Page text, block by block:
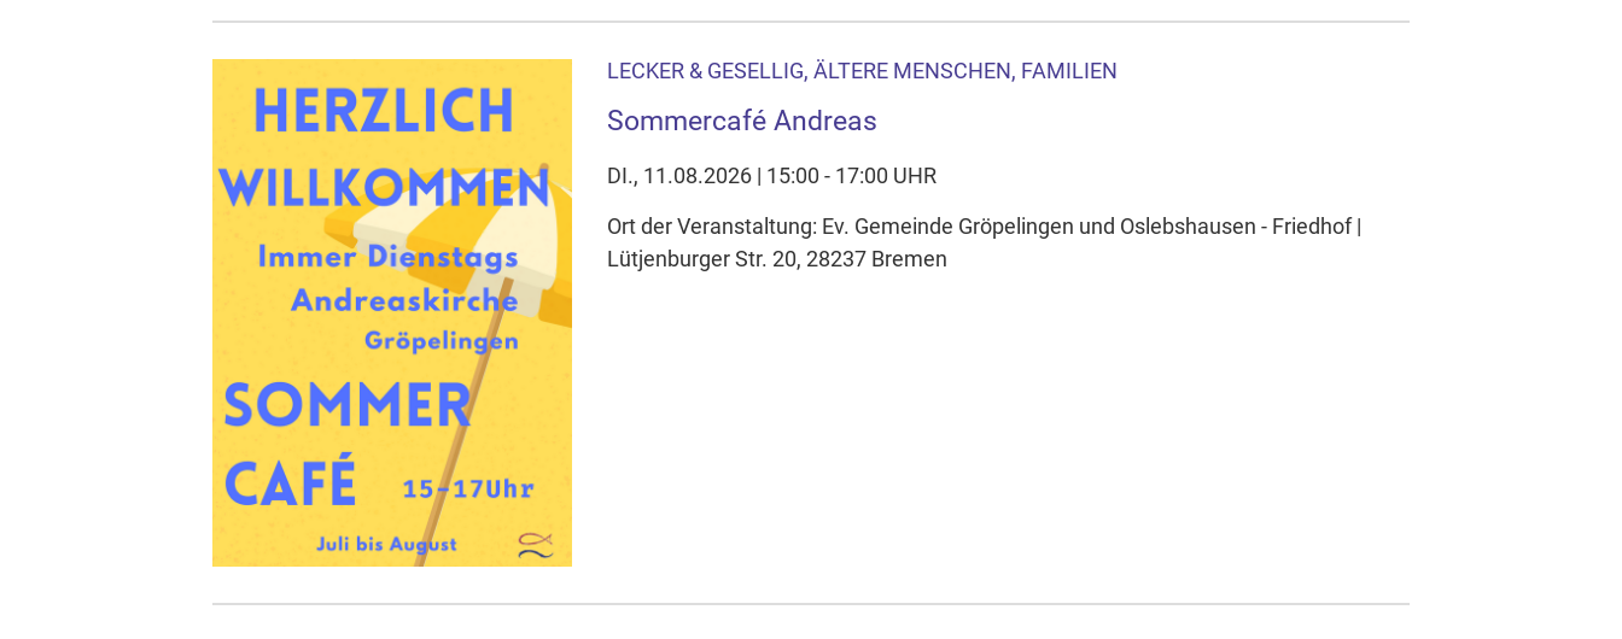
LECKER & GESELLIG, ÄLTERE MENSCHEN, FAMILIEN
Sommercafé Andreas
DI., 11.08.2026 | 15:00 - 17:00 UHR
Ort der Veranstaltung: Ev. Gemeinde Gröpelingen und Oslebshausen - Friedhof |
Lütjenburger Str. 20, 28237 Bremen